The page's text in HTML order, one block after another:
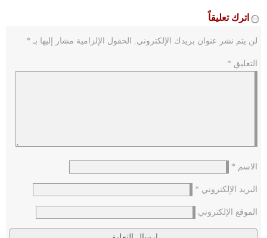
اترك تعليقاً
لن يتم نشر عنوان بريدك الإلكتروني. الحقول الإلزامية مشار إليها بـ *
التعليق *
الاسم *
البريد الإلكتروني *
الموقع الإلكتروني